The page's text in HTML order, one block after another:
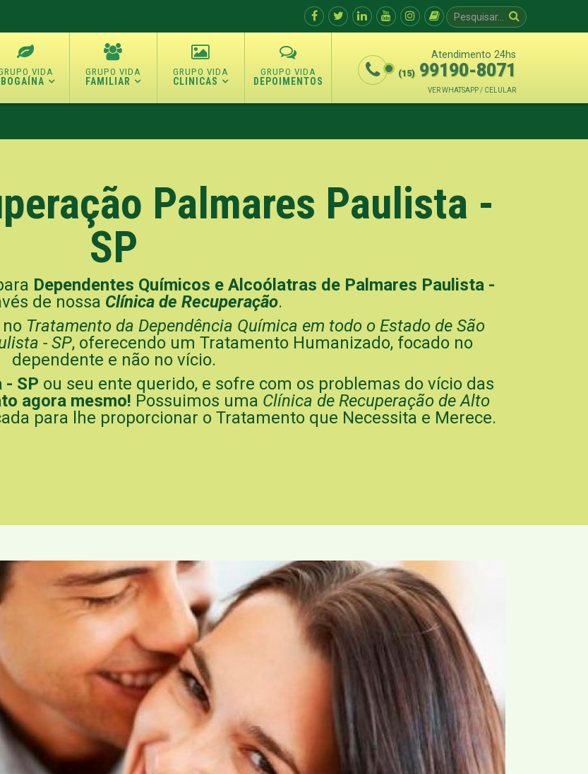
IBOGAÍNA FAMILIAR CLINICAS DEPOIMENTOS
Atendimento 24hs
(15) 99190-8071
VER WHATSAPP / CELULAR
Palmares Paulista -
SP
Dependentes Químicos e Alcoólatras de Palmares Paulista -
de nossa Clínica de Recuperação.
Tratamento da Dependência Química em todo o Estado de São
- SP, oferecendo um Tratamento Humanizado, focado no
dependente e não no vício.
- SP ou seu ente querido, e sofre com os problemas do vício das
agora mesmo! Possuimos uma Clínica de Recuperação de Alto
para lhe proporcionar o Tratamento que Necessita e Merece.